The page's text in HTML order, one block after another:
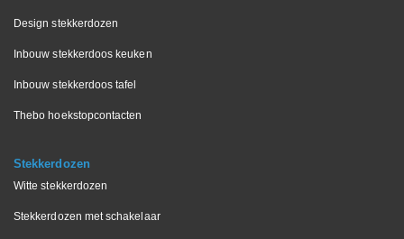
Design stekkerdozen
Inbouw stekkerdoos keuken
Inbouw stekkerdoos tafel
Thebo hoekstopcontacten
Stekkerdozen
Witte stekkerdozen
Stekkerdozen met schakelaar